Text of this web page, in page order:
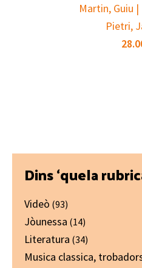
Martin, Guiu
Pietri,
Primary
Sidebar
Dins ‘quela
Videò (93)
Jòunessa (14)
Literatura (34)
Musica classica,